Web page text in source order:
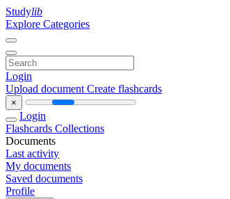
Studylib
Explore Categories
Login
Upload document Create flashcards
×
Login
Flashcards Collections
Documents
Last activity
My documents
Saved documents
Profile